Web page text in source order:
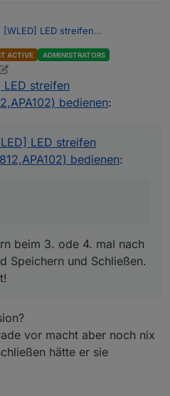
[WLED] LED streifen
euch allen der Autodetekt ?
beim 3. ode 4. mal nach
ACTIVE ADMINISTRATORS
10:36 AM
LED streifen
bedienen:
LED streifen
bedienen:
beim 3. ode 4. mal nach
Speichern und Schließen.
vor macht aber noch nix
hätte er sie